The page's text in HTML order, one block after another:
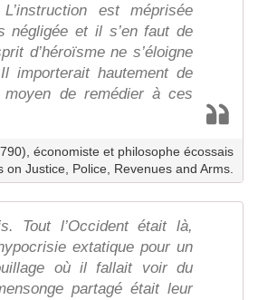
est méprisée
négligée et il s’en faut de
d’héroïsme ne s’éloigne
importerait hautement de
de remédier à ces
économiste et philosophe écossais
on Justice, Police, Revenues and Arms.
Tout l’Occident était là,
extatique pour un
où il fallait voir du
partagé était leur